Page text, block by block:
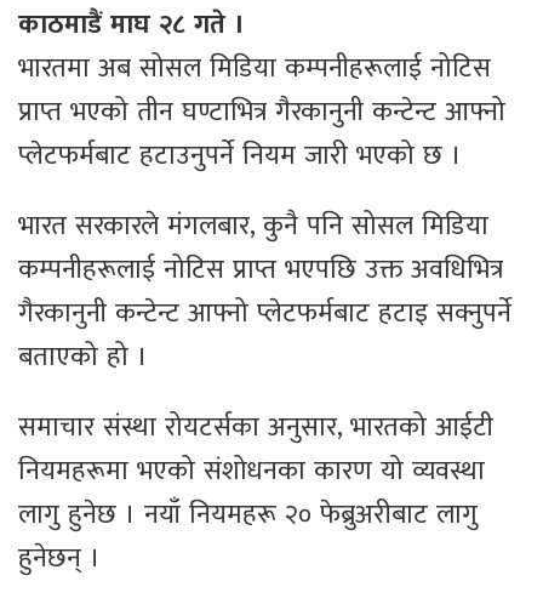
काठमाडैं माघ २८ गते ।
भारतमा अब सोसल मिडिया कम्पनीहरूलाई नोटिस
प्राप्त भएको तीन घण्टाभित्र गैरकानुनी कन्टेन्ट आफ्नो
प्लेटफर्मबाट हटाउनुपर्ने नियम जारी भएको छ ।
भारत सरकारले मंगलबार, कुनै पनि सोसल मिडिया
कम्पनीहरूलाई नोटिस प्राप्त भएपछि उक्त अवधिभित्र
गैरकानुनी कन्टेन्ट आफ्नो प्लेटफर्मबाट हटाइ सक्नुपर्ने
बताएको हो ।
समाचार संस्था रोयटर्सका अनुसार, भारतको आईटी
नियमहरूमा भएको संशोधनका कारण यो व्यवस्था
लागु हुनेछ । नयाँ नियमहरू २० फेब्रुअरीबाट लागु
हुनेछन् ।